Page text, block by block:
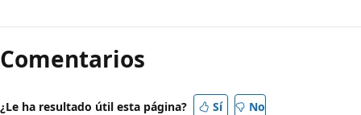
Comentarios
¿Le ha resultado útil esta página? Sí No